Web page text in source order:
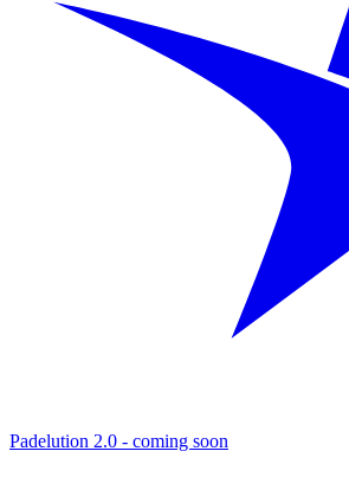
Padelution 2.0 - coming soon